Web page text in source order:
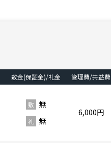
敷金(保証金)/礼金 管理費/共益費
敷 無
礼 無
6,000円